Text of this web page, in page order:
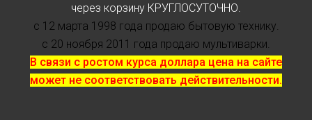
через корзину КРУГЛОСУТОЧНО.
с 12 марта 1998 года продаю бытовую технику.
с 20 ноября 2011 года продаю мультиварки.
В связи с ростом курса доллара цена на сайте
может не соответствовать действительности.